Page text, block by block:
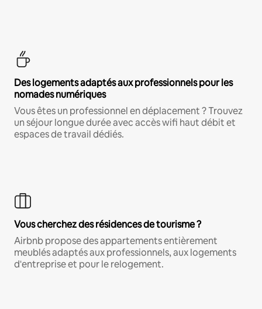
Des logements adaptés aux professionnels pour les
nomades numériques
Vous êtes un professionnel en déplacement ? Trouvez
un séjour longue durée avec accès wifi haut débit et
espaces de travail dédiés.
Vous cherchez des résidences de tourisme ?
Airbnb propose des appartements entièrement
meublés adaptés aux professionnels, aux logements
d'entreprise et pour le relogement.